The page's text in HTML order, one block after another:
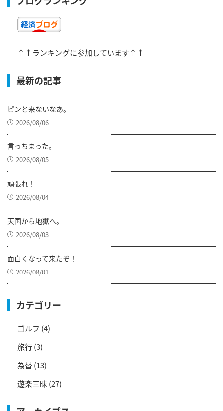
↑↑ランキングに参加しています↑↑
最新の記事
ピンと来ないなあ。
2026/08/06
言っちまった。
2026/08/05
頑張れ！
2026/08/04
天国から地獄へ。
2026/08/03
面白くなって来たぞ！
2026/08/01
カテゴリー
ゴルフ (4)
旅行(3)
為替(13)
遊楽三昧(27)